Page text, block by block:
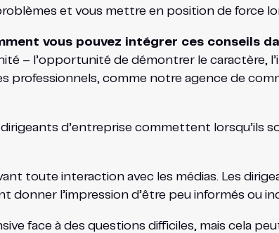
et vous mettre en position de force
vous pouvez intégrer ces conseils
– l’opportunité de démontrer le caractère,
professionnels, comme notre agence de
d’entreprise commettent lorsqu’ils
toute interaction avec les médias. Les
donner l’impression d’être peu informés ou
face à des questions difficiles, mais cela